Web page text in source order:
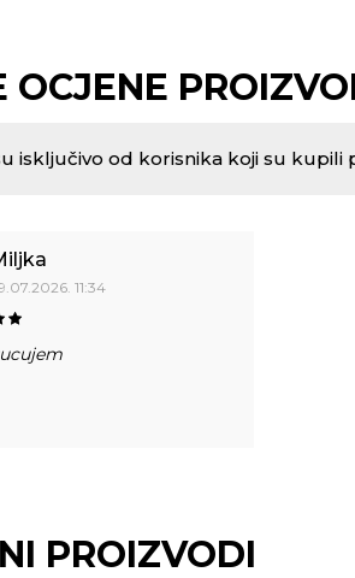
OCJENE
isključivo od korisnika koji su kupili
11:34
PROIZVODI